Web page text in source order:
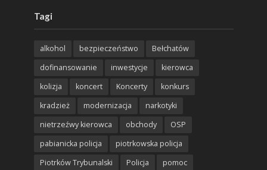
Tagi
alkohol bezpieczeństwo
Bełchatów
dofinansowanie
inwestycje
kierowca
kolizja
koncert Koncerty
konkurs
kradzież
modernizacja
narkotyki
nietrzeźwy kierowca
obchody
OSP
pabianicka policja
piotrkowska policja
Piotrków Trybunalski
Policja
pomoc